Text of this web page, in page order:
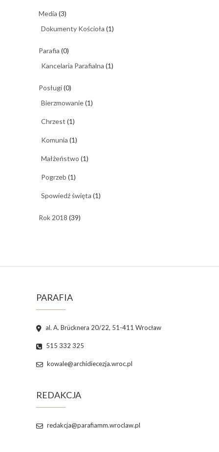
Media (3)
Dokumenty Kościoła (1)
Parafia (0)
Kancelaria Parafialna (1)
Posługi(0)
Bierzmowanie(1)
Chrzest (1)
Komunia (1)
Małżeństwo (1)
Pogrzeb (1)
Spowiedź święta (1)
Rok 2018 (39)
PARAFIA
al. A. Brücknera 20/22, 51-411 Wrocław
515 332 325
kowale@archidiecezja.wroc.pl
REDAKCJA
redakcja@parafiamm.wroclaw.pl